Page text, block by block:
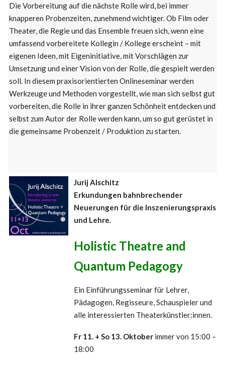
Die Vorbereitung auf die nächste Rolle wird, bei immer
knapperen Probenzeiten, zunehmend wichtiger. Ob Film oder
Theater, die Regie und das Ensemble freuen sich, wenn eine
umfassend vorbereitete Kollegin / Kollege erscheint – mit
eigenen Ideen, mit Eigeninitiative, mit Vorschlägen zur
Umsetzung und einer Vision von der Rolle, die gespielt werden
soll. In diesem praxisorientierten Onlineseminar werden
Werkzeuge und Methoden vorgestellt, wie man sich selbst gut
vorbereiten, die Rolle in ihrer ganzen Schönheit entdecken und
selbst zum Autor der Rolle werden kann, um so gut gerüstet in
die gemeinsame Probenzeit / Produktion zu starten.
Jurij Alschitz
Erkundungen bahnbrechender
Neuerungen für die Inszenierungspraxis
und Lehre.
Holistic Theatre and
Quantum Pedagogy
Ein Einführungsseminar für Lehrer,
Pädagogen, Regisseure, Schauspieler und
alle interessierten Theaterkünstler:innen.
Fr 11. + So 13. Oktoberimmer von 15:00 –
18:00